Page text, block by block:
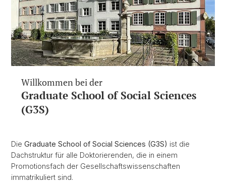
Willkommen bei der
Graduate School of Social Sciences
(G3S)
Die Graduate School of Social Sciences (G3S) ist die
Dachstruktur für alle Doktorierenden, die in einem
Promotionsfach der Gesellschaftswissenschaften
immatrikuliert sind.